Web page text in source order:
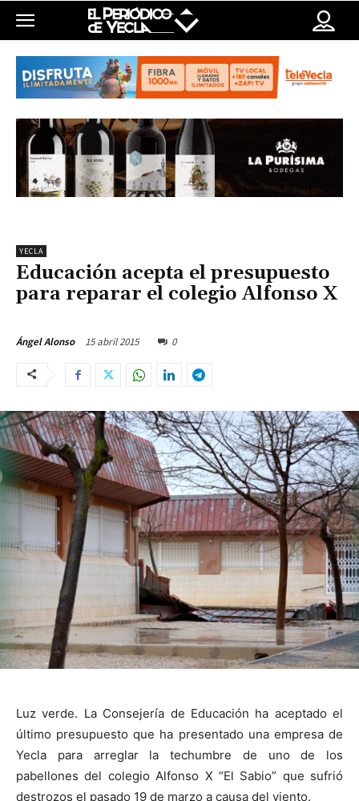
YECLA
Educación acepta el presupuesto
para reparar el colegio Alfonso X
Ángel Alonso 15 abril 2015 0
Luz verde. La Consejería de Educación ha aceptado el
último presupuesto que ha presentado una empresa de
Yecla para arreglar la techumbre de uno de los
pabellones del colegio Alfonso X “El Sabio” que sufrió
destrozos el pasado 19 de marzo a causa del viento.